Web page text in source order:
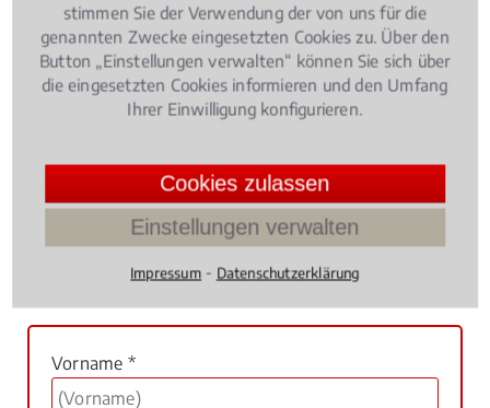
Benötigen Sie Hilfe bei Ihrer Suche
nach einem Fachanwalt?
Rufen Sie uns an unter0221 - 93 73 88 05oder
schreiben uns über dasKontaktformular! Wir rufen Sie
zu den büroüblichen Zeiten zurück.
Vorname *
stimmen Sie der Verwendung der von uns für die
genannten Zwecke eingesetzten Cookies zu. Über den
Button „Einstellungen verwalten“ können Sie sich über
die eingesetzten Cookies informieren und den Umfang
Ihrer Einwilligung konfigurieren.
Cookies zulassen
Einstellungen verwalten
Impressum ⁃ Datenschutzerklärung